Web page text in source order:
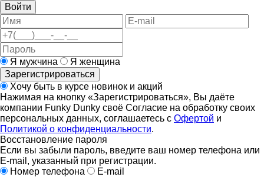
Войти
Я мужчина
Я женщина
Зарегистрироваться
Хочу быть в курсе новинок и акций
Нажимая на кнопку «Зарегистрироваться», Вы даёте
компании Funky Dunky своё Согласие на обработку своих
персональных данных, соглашаетесь с Офертой и
Политикой о конфиденциальности.
Восстановление пароля
Если вы забыли пароль, введите ваш номер телефона или
E-mail, указанный при регистрации.
Номер телефона
E-mail